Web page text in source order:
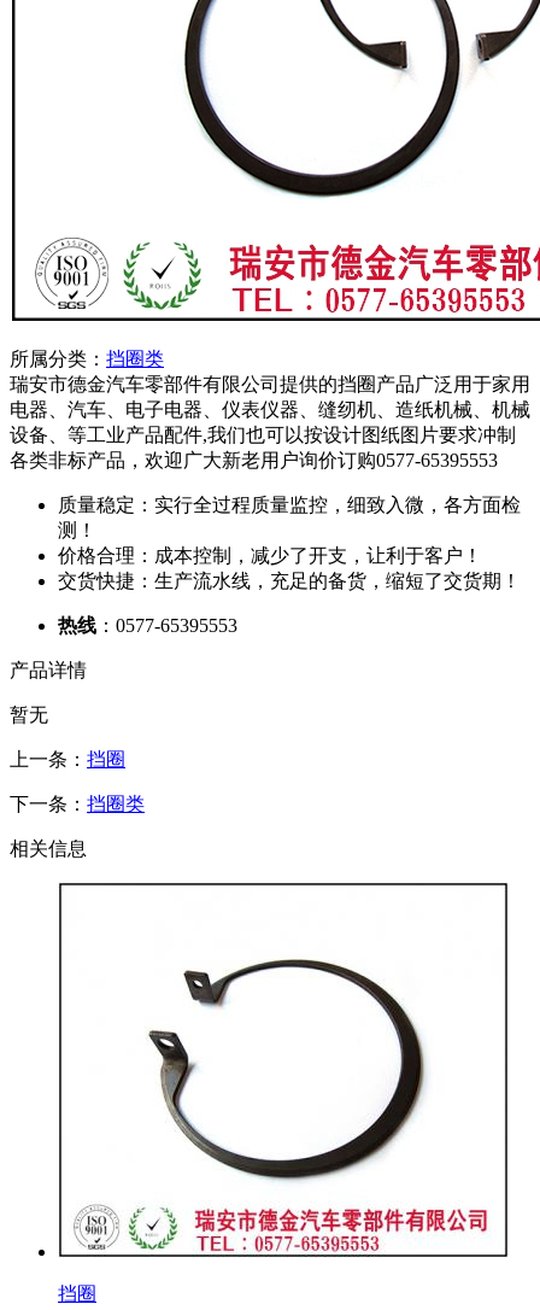
所属分类： 挡圈类
瑞安市德金汽车零部件有限公司提供的挡圈产品广泛用于家用
电器、汽车、电子电器、仪表仪器、缝纫机、造纸机械、机械
设备、等工业产品配件,我们也可以按设计图纸图片要求冲制
各类非标产品，欢迎广大新老用户询价订购0577-65395553
质量稳定：实行全过程质量监控，细致入微，各方面检
测！
价格合理：成本控制，减少了开支，让利于客户！
交货快捷：生产流水线，充足的备货，缩短了交货期！
热线 ：0577-65395553
产品详情
暂无
上一条： 挡圈
下一条： 挡圈类
相关信息
挡圈